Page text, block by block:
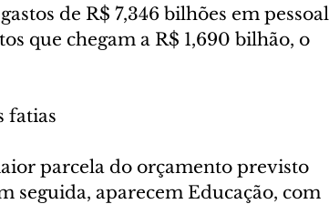
de R$ 7,346 bilhões em pessoal
que chegam a R$ 1,690 bilhão, o
fatias
parcela do orçamento previsto
seguida, aparecem Educação, com